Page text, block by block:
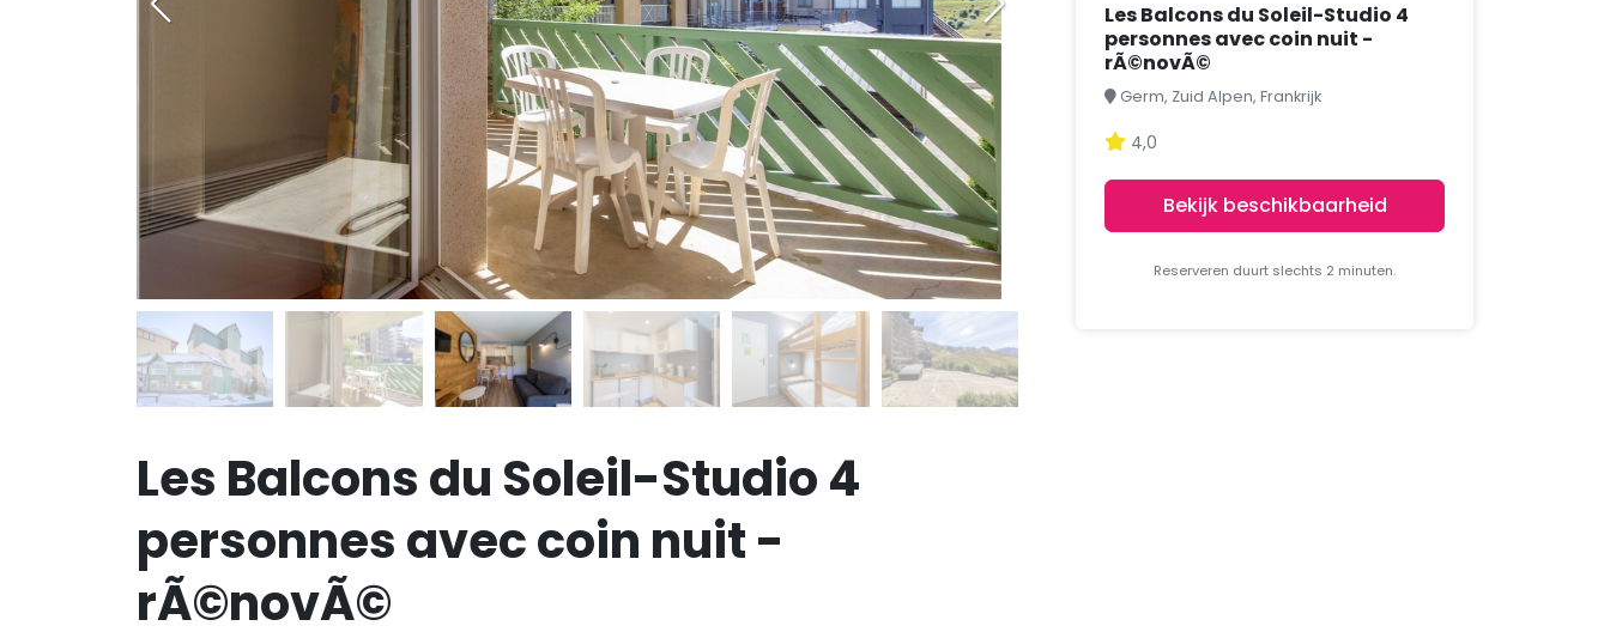
Les Balcons du Soleil-Studio 4
personnes avec coin nuit -
rÃ©novÃ©
Les Balcons du Soleil-Studio 4
personnes avec coin nuit -
rÃ©novÃ©
Germ, Zuid Alpen, Frankrijk
4,0
Bekijk beschikbaarheid
Reserveren duurt slechts 2 minuten.